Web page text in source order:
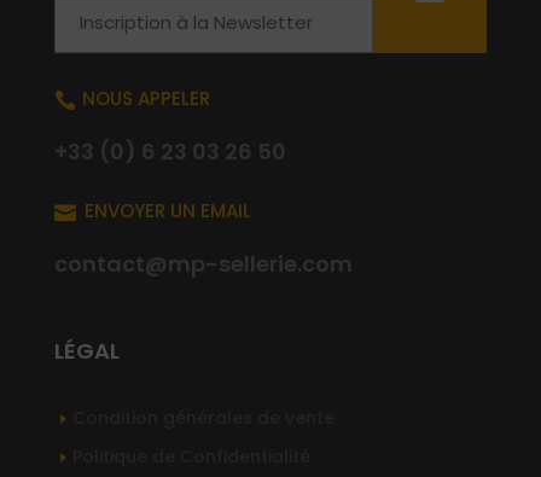
 NOUS APPELER
+33 (0) 6 23 03 26 50
 ENVOYER UN EMAIL
contact@mp-sellerie.com
LÉGAL